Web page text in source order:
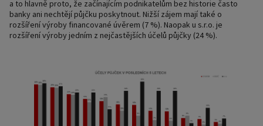
a to hlavně proto, že začínajícím podnikatelům bez historie často
banky ani nechtějí půjčku poskytnout. Nižší zájem mají také o
rozšíření výroby financované úvěrem (7 %). Naopak u s.r.o. je
rozšíření výroby jedním z nejčastějších účelů půjčky (24 %).